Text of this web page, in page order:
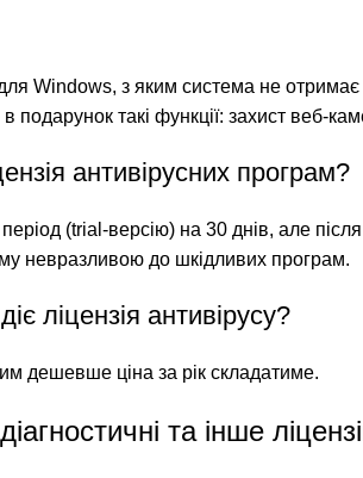
Windows, з яким система не
такі функції: захист веб-
антивірусних програм?
(trial-версію) на 30 днів, але
невразливою до шкідливих програм.
ліцензія антивірусу?
дешевше ціна за рік складатиме.
та інше